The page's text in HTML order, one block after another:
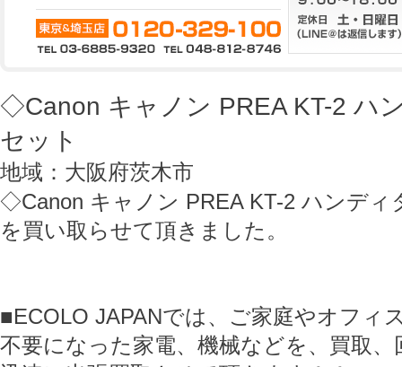
◇Canon キャノン PREA KT-2 ハ
セット
地域：大阪府茨木市
◇Canon キャノン PREA KT-2 ハンディ
を買い取らせて頂きました。
■ECOLO JAPANでは、ご家庭やオフィ
不要になった家電、機械などを、買取